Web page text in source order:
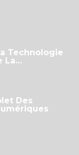
Technologie
La
Des